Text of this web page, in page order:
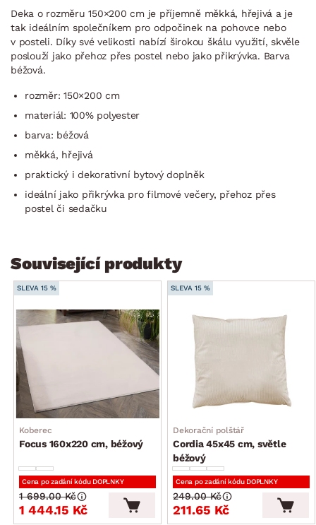
Deka o rozměru 150×200 cm je příjemně měkká, hřejivá a je
tak ideálním společníkem pro odpočinek na pohovce nebo
v posteli. Díky své velikosti nabízí širokou škálu využití, skvěle
poslouží jako přehoz přes postel nebo jako přikrývka. Barva
béžová.
rozměr: 150×200 cm
materiál: 100% polyester
barva: béžová
měkká, hřejivá
praktický i dekorativní bytový doplněk
ideální jako přikrývka pro filmové večery, přehoz přes
postel či sedačku
Související produkty
SLEVA 15 %
Koberec
Focus 160x220 cm, béžový
Cena po zadání kódu DOPLNKY
1 444.15 Kč
1 699.00 Kč
SLEVA 15 %
Dekorační polštář
Cordia 45x45 cm, světle
béžový
Cena po zadání kódu DOPLNKY
211.65 Kč
249.00 Kč